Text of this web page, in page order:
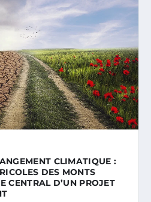
CLIMATIQUE :
DES MONTS
CENTRAL D’UN PROJET